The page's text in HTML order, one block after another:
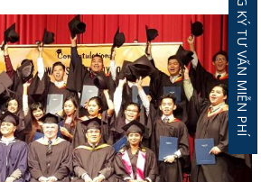
ĐĂNG KÝ TƯ VẤN MIỄN PHÍ